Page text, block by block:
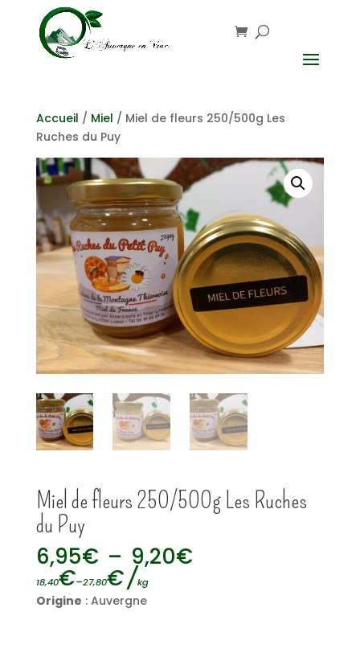
Accueil / Miel / Miel de fleurs 250/500g Les
Ruches du Puy
Miel de fleurs 250/500g Les Ruches
du Puy
6,95€ – 9,20€Plage
18,40€–27,80€/kg
Origine : Auvergne